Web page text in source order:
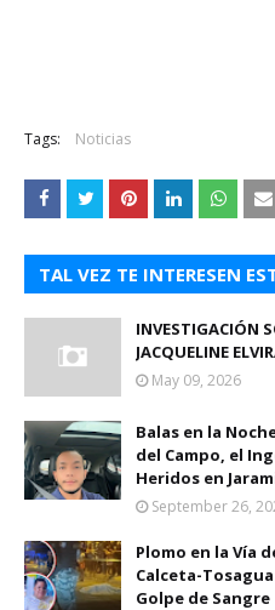
Tags: Noticias
TAL VEZ TE INTERESEN
INVESTIGACIÓN
JACQUELINE
May 09, 2026
Balas en la
del Campo, el
Heridos en
September 26,
Plomo en la Vía
Calceta-
Golpe de Sangre